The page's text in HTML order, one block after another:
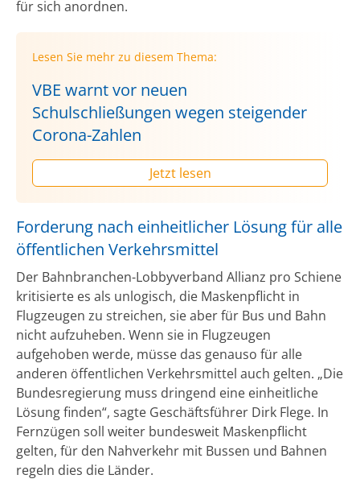
für sich anordnen.
Lesen Sie mehr zu diesem Thema:
VBE warnt vor neuen
Schulschließungen wegen steigender
Corona-Zahlen
Jetzt lesen
Forderung nach einheitlicher Lösung für alle
öffentlichen Verkehrsmittel
Der Bahnbranchen-Lobbyverband Allianz pro Schiene
kritisierte es als unlogisch, die Maskenpflicht in
Flugzeugen zu streichen, sie aber für Bus und Bahn
nicht aufzuheben. Wenn sie in Flugzeugen
aufgehoben werde, müsse das genauso für alle
anderen öffentlichen Verkehrsmittel auch gelten. „Die
Bundesregierung muss dringend eine einheitliche
Lösung finden“, sagte Geschäftsführer Dirk Flege. In
Fernzügen soll weiter bundesweit Maskenpflicht
gelten, für den Nahverkehr mit Bussen und Bahnen
regeln dies die Länder.